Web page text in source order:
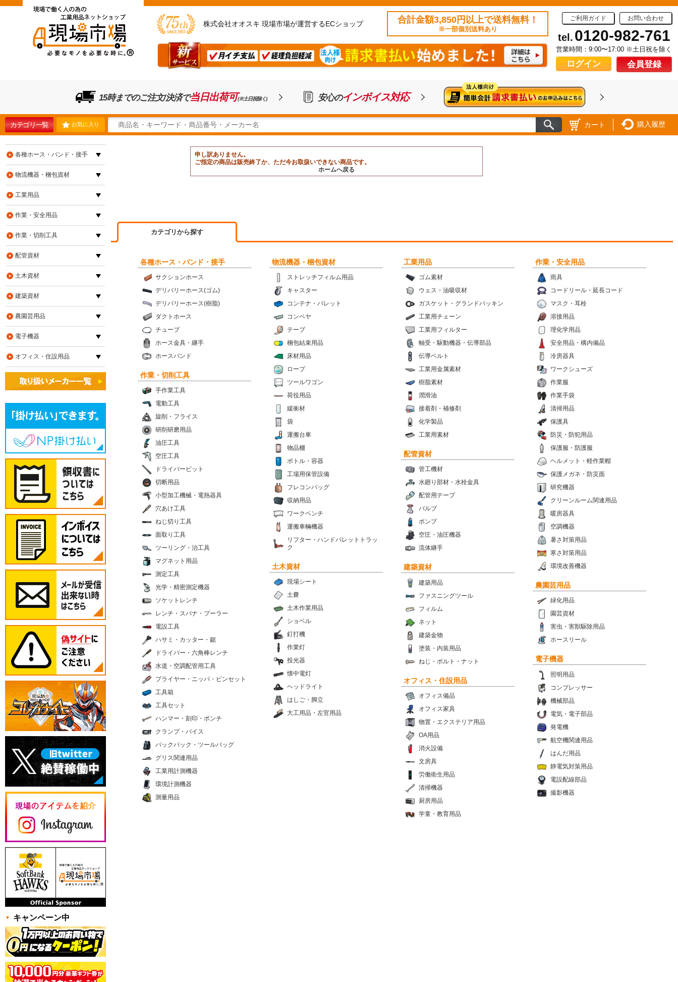
株式会社オオスキ 現場市場が運営するECショップ 合計金額3,850円以上で送料無料！
※一部個別送料あり
ご利用ガイド お問い合わせ
tel. 0120-982-761
営業時間：9:00〜17:00 ※土日祝を除く
ログイン 会員登録
15時までのご注文/決済で当日出荷可(※土日祝除く) 安心のインボイス対応
カテゴリ一覧 お気に入り カート 購入履歴
申し訳ありません。
ご指定の商品は販売終了か、ただ今お取扱いできない商品です。
ホームへ戻る
カテゴリから探す
各種ホース・バンド・接手
サクションホース
デリバリーホース(ゴム)
デリバリーホース(樹脂)
ダクトホース
チューブ
ホース金具・継手
ホースバンド
物流機器・梱包資材
ストレッチフィルム用品
キャスター
コンテナ・パレット
コンベヤ
テープ
梱包結束用品
床材用品
ロープ
ツールワゴン
荷役用品
緩衝材
袋
運搬台車
物品棚
ボトル・容器
工場用保管設備
フレコンバッグ
収納用品
ワークベンチ
運搬車輛機器
リフター・ハンドパレットトラッ
ク
工業用品
ゴム素材
ウェス・油吸収材
ガスケット・グランドパッキン
工業用チェーン
工業用フィルター
軸受・駆動機器・伝導部品
伝導ベルト
工業用金属素材
樹脂素材
潤滑油
接着剤・補修剤
化学製品
工業用素材
作業・安全用品
雨具
コードリール・延長コード
マスク・耳栓
溶接用品
理化学用品
安全用品・構内備品
冷房器具
ワークシューズ
作業服
作業手袋
清掃用品
保護具
防災・防犯用品
保護服・防護服
ヘルメット・軽作業帽
保護メガネ・防災面
研究機器
クリーンルーム関連用品
暖房器具
空調機器
暑さ対策用品
寒さ対策用品
環境改善機器
作業・切削工具
手作業工具
電動工具
旋削・フライス
研削研磨用品
油圧工具
空圧工具
ドライバービット
切断用品
小型加工機械・電熱器具
穴あけ工具
ねじ切り工具
面取り工具
ツーリング・治工具
マグネット用品
測定工具
光学・精密測定機器
ソケットレンチ
レンチ・スパナ・プーラー
電設工具
ハサミ・カッター・鋸
ドライバー・六角棒レンチ
水道・空調配管用工具
プライヤー・ニッパ・ピンセット
工具箱
工具セット
ハンマー・刻印・ポンチ
クランプ・バイス
バックパック・ツールバッグ
グリス関連用品
工業用計測機器
環境計測機器
測量用品
配管資材
管工機材
水廻り部材・水栓金具
配管用テープ
バルブ
ポンプ
空圧・油圧機器
流体継手
土木資材
現場シート
土嚢
土木作業用品
ショベル
釘打機
作業灯
投光器
懐中電灯
ヘッドライト
はしご・脚立
大工用品・左官用品
建築資材
建築用品
ファスニングツール
フィルム
ネット
建築金物
塗装・内装用品
ねじ・ボルト・ナット
農園芸用品
緑化用品
園芸資材
害虫・害獣駆除用品
ホースリール
電子機器
照明用品
コンプレッサー
機械部品
電気・電子部品
発電機
航空機関連用品
はんだ用品
静電気対策用品
電設配線部品
撮影機器
オフィス・住設用品
オフィス備品
オフィス家具
物置・エクステリア用品
OA用品
消火設備
文房具
労働衛生用品
清掃機器
厨房用品
学童・教育用品
各種ホース・バンド・接手
物流機器・梱包資材
工業用品
作業・安全用品
作業・切削工具
配管資材
土木資材
建築資材
農園芸用品
電子機器
オフィス・住設用品
キャンペーン中